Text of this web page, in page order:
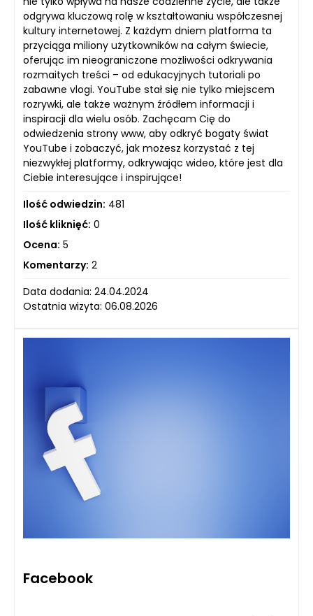
odgrywa kluczową rolę w kształtowaniu współczesnej
kultury internetowej. Z każdym dniem platforma ta
przyciąga miliony użytkowników na całym świecie,
oferując im nieograniczone możliwości odkrywania
rozmaitych treści – od edukacyjnych tutoriali po
zabawne vlogi. YouTube stał się nie tylko miejscem
rozrywki, ale także ważnym źródłem informacji i
inspiracji dla wielu osób. Zachęcam Cię do
odwiedzenia strony www, aby odkryć bogaty świat
YouTube i zobaczyć, jak możesz korzystać z tej
niezwykłej platformy, odkrywając wideo, które jest dla
Ciebie interesujące i inspirujące!
Ilość odwiedzin: 481
Ilość kliknięć: 0
Ocena: 5
Komentarzy: 2
Data dodania: 24.04.2024
Ostatnia wizyta: 06.08.2026
Facebook